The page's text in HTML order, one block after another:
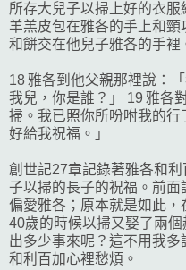
所存大兒子以掃上好的衣
羊羔皮包在雅各的手上和
和餅交在他兒子雅各的手裡
18 雅各到他父親那裡說：
我兒，你是誰？」 19 雅各
掃。我已照你所吩咐我的行
好給我祝福。」
創世記27章記錄著雅各和
子以掃的長子的祝福。前
偏愛雅各；原本就是如此
40歲的時候以掃又娶了兩
出多少事來呢？這不用我
和利百加心裡愁煩。